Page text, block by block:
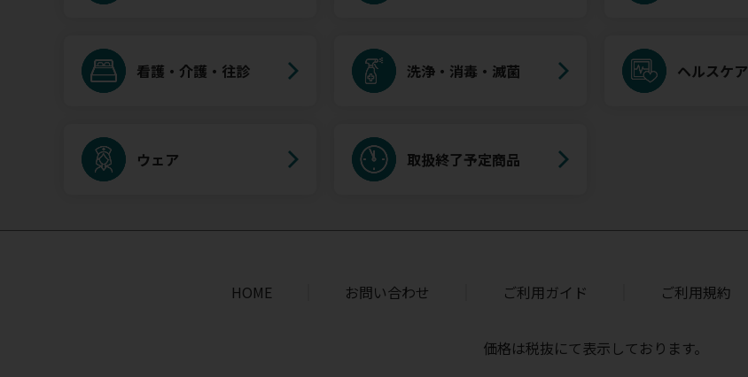
看護・介護・往診 洗浄・消毒・滅菌 ヘルスケア
ウェア 取扱終了予定商品
HOME お問い合わせ ご利用ガイド ご利用規約
価格は税抜にて表示しております。